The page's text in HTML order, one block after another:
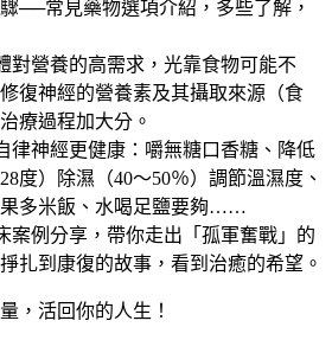
──常見藥物選項介紹，多些了解，
對營養的高需求，光靠食物可能不
復神經的營養素及其攝取來源（食
療過程加大分。
律神經更健康：嚼無糖口香糖、降低
度）除濕（40～50％）調節溫濕度、
多米飯、水喝足鹽要夠……
案例分享，帶你走出「孤軍奮戰」的
扎到康復的故事，看到治癒的希望。
，活回你的人生！